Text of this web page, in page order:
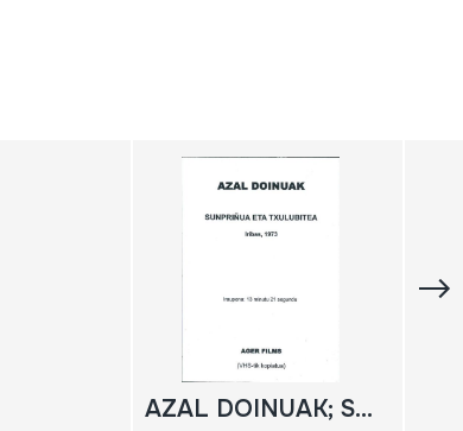
AZAL DOINUAK; SUNPRIÑUA ETA TXULUBITEA; Iribas 1973